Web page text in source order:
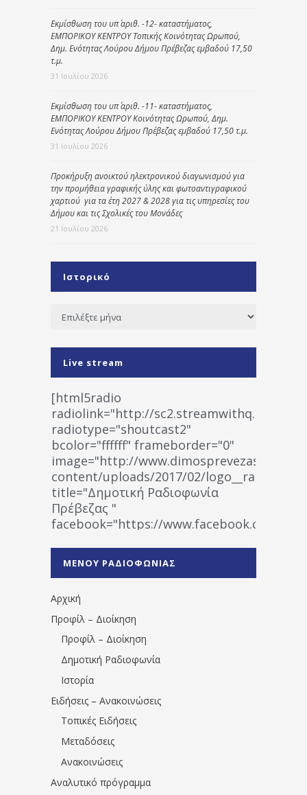
Εκμίσθωση του υπ΄ αριθ. -12- καταστήματος,
ΕΜΠΟΡΙΚΟΥ ΚΕΝΤΡΟΥ Τοπικής Κοινότητας Ωρωπού,
Δημ. Ενότητας Λούρου Δήμου Πρέβεζας εμβαδού 17,50
τ.μ.
31 Ιουλίου 2026
Εκμίσθωση του υπ΄ αριθ. -11- καταστήματος,
ΕΜΠΟΡΙΚΟΥ ΚΕΝΤΡΟΥ Κοινότητας Ωρωπού, Δημ.
Ενότητας Λούρου Δήμου Πρέβεζας εμβαδού 17,50 τ.μ.
31 Ιουλίου 2026
Προκήρυξη ανοικτού ηλεκτρονικού διαγωνισμού για
την προμήθεια γραφικής ύλης και φωτοαντιγραφικού
χαρτιού για τα έτη 2027 & 2028 για τις υπηρεσίες του
Δήμου και τις Σχολικές του Μονάδες
21 Ιουλίου 2026
Ιστορικό
Ιστορικό
Live stream
[html5radio
radiolink="http://
radiotype="shoutcast2"
bcolor="ffffff" frameborder="0"
image="http://www.dimosprevezas.gr/wp-
content/uploads/2017/02/
title="Δημοτική Ραδιοφωνία
Πρέβεζας "
facebook="https://www.facebook.com/
1531194763766854/" artist="" ]
ΜΕΝΟΥ ΡΑΔΙΟΦΩΝΙΑΣ
Αρχική
Προφίλ – Διοίκηση
Προφίλ – Διοίκηση
Δημοτική Ραδιοφωνία
Ιστορία
Ειδήσεις – Ανακοινώσεις
Τοπικές Ειδήσεις
Μεταδόσεις
Ανακοινώσεις
Αναλυτικό πρόγραμμα